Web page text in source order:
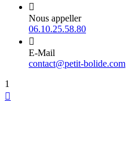

Nous appeller
06.10.25.58.80

E-Mail
contact@petit-bolide.com
1
